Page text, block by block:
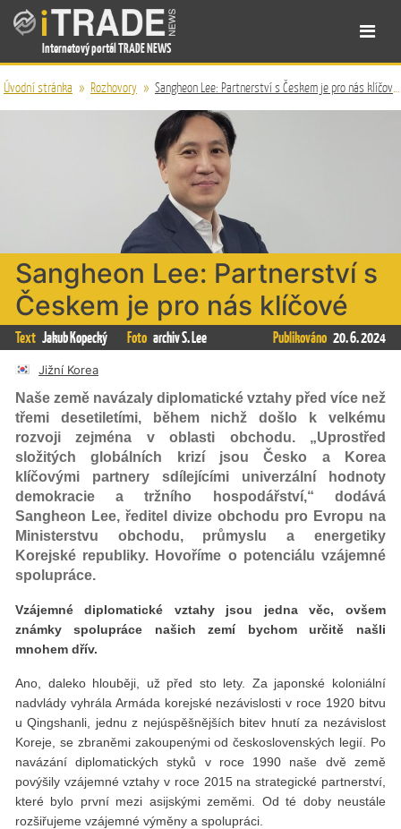
Internetový portál TRADE NEWS
Úvodní stránka » Rozhovory » Sangheon Lee: Partnerství s Českem je pro nás klíčové
Sangheon Lee: Partnerství s
Českem je pro nás klíčové
Text Jakub Kopecký Foto archiv S. Lee Publikováno 20. 6. 2024
Jižní Korea
Naše země navázaly diplomatické vztahy před více než
třemi desetiletími, během nichž došlo k velkému
rozvoji zejména v oblasti obchodu. „Uprostřed
složitých globálních krizí jsou Česko a Korea
klíčovými partnery sdílejícími univerzální hodnoty
demokracie a tržního hospodářství,“ dodává
Sangheon Lee, ředitel divize obchodu pro Evropu na
Ministerstvu obchodu, průmyslu a energetiky
Korejské republiky. Hovoříme o potenciálu vzájemné
spolupráce.
Vzájemné diplomatické vztahy jsou jedna věc, ovšem
známky spolupráce našich zemí bychom určitě našli
mnohem dřív.
Ano, daleko hlouběji, už před sto lety. Za japonské koloniální
nadvlády vyhrála Armáda korejské nezávislosti v roce 1920 bitvu
u Qingshanli, jednu z nejúspěšnějších bitev hnutí za nezávislost
Koreje, se zbraněmi zakoupenými od československých legií. Po
navázání diplomatických styků v roce 1990 naše dvě země
povýšily vzájemné vztahy v roce 2015 na strategické partnerství,
které bylo první mezi asijskými zeměmi. Od té doby neustále
rozšiřujeme vzájemné výměny a spolupráci.